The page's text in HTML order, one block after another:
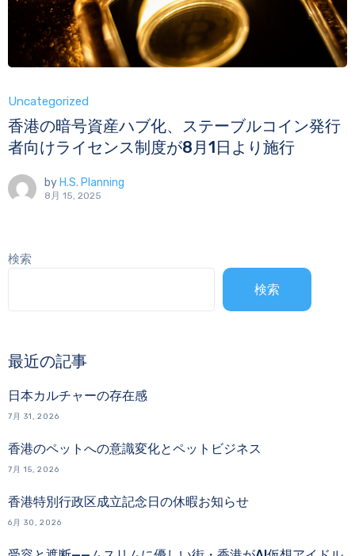
Uncategorized
香港の暗号資産ハブ化、ステーブルコイン発行
者向けライセンス制度が8月1日より施行
by H.S. Planning
8月 15, 2025
検索
検索
最近の記事
日本カルチャーの存在感
7月 31, 2026
香港のペットへの意識変化とペットビジネス
7月 15, 2026
香港特別行政区成立記念日の休暇お知らせ
6月 30, 2026